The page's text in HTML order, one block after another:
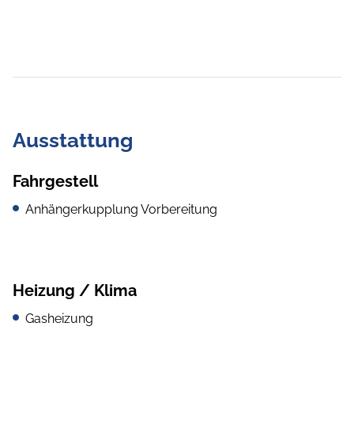
Ausstattung
Fahrgestell
Anhängerkupplung Vorbereitung
Heizung / Klima
Gasheizung